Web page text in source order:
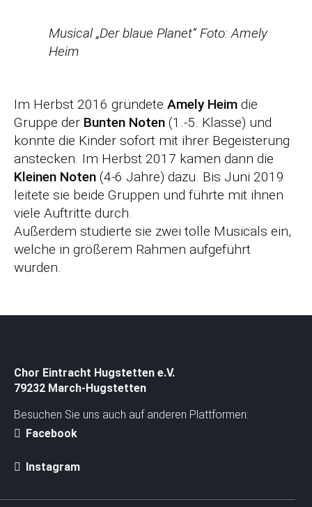
Musical „Der blaue Planet“ Foto: Amely
Heim
Im Herbst 2016 gründete Amely Heim die
Gruppe der Bunten Noten (1.-5. Klasse) und
konnte die Kinder sofort mit ihrer Begeisterung
anstecken. Im Herbst 2017 kamen dann die
Kleinen Noten (4-6 Jahre) dazu. Bis Juni 2019
leitete sie beide Gruppen und führte mit ihnen
viele Auftritte durch.
Außerdem studierte sie zwei tolle Musicals ein,
welche in größerem Rahmen aufgeführt
wurden.
Chor Eintracht Hugstetten e.V.
79232 March-Hugstetten
Besuchen Sie uns auch auf anderen Plattformen:
Facebook
Instagram